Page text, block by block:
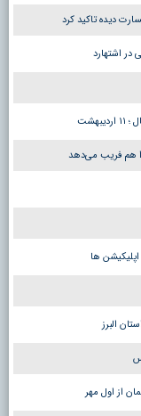
دیده تاکید کرد
هم فریب می‌دهد
اپلیکیشن ها
از اول مهر